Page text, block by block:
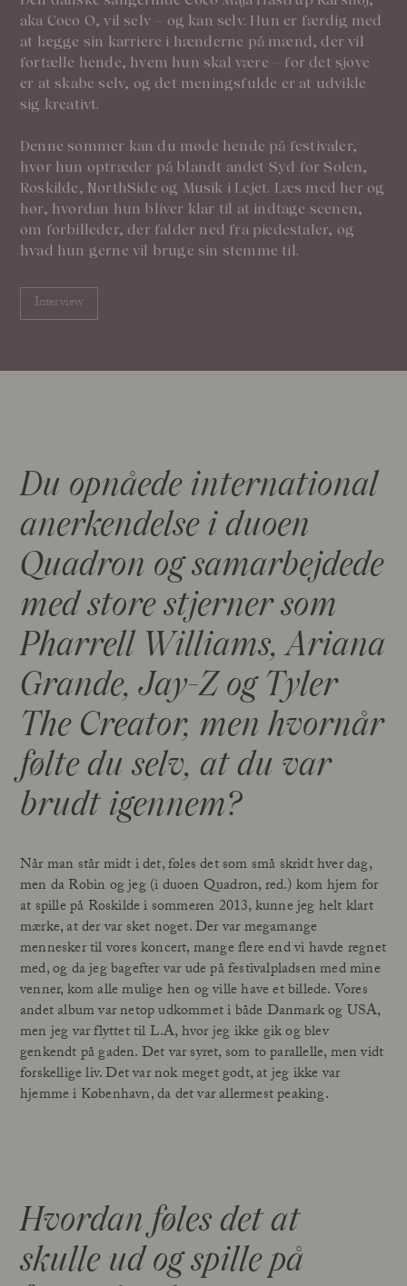
aka Coco O, vil selv – og kan selv. Hun er færdig med
at lægge sin karriere i hænderne på mænd, der vil
fortælle hende, hvem hun skal være – for det sjove
er at skabe selv, og det meningsfulde er at udvikle
sig kreativt.
Denne sommer kan du møde hende på festivaler,
hvor hun optræder på blandt andet Syd for Solen,
Roskilde, NorthSide og Musik i Lejet. Læs med her og
hør, hvordan hun bliver klar til at indtage scenen,
om forbilleder, der falder ned fra piedestaler, og
hvad hun gerne vil bruge sin stemme til.
Interview
Du opnåede international
anerkendelse i duoen
Quadron og samarbejdede
med store stjerner som
Pharrell Williams, Ariana
Grande, Jay-Z og Tyler
The Creator, men hvornår
følte du selv, at du var
brudt igennem?
Når man står midt i det, føles det som små skridt hver dag,
men da Robin og jeg (i duoen Quadron, red.) kom hjem for
at spille på Roskilde i sommeren 2013, kunne jeg helt klart
mærke, at der var sket noget. Der var megamange
mennesker til vores koncert, mange flere end vi havde regnet
med, og da jeg bagefter var ude på festivalpladsen med mine
venner, kom alle mulige hen og ville have et billede. Vores
andet album var netop udkommet i både Danmark og USA,
men jeg var flyttet til L.A, hvor jeg ikke gik og blev
genkendt på gaden. Det var syret, som to parallelle, men vidt
forskellige liv. Det var nok meget godt, at jeg ikke var
hjemme i København, da det var allermest peaking.
Hvordan føles det at
skulle ud og spille på